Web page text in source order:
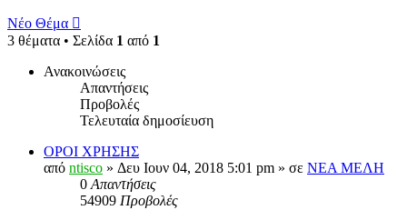
Νέο Θέμα
3 θέματα • Σελίδα 1 από 1
Ανακοινώσεις
Απαντήσεις
Προβολές
Τελευταία δημοσίευση
ΟΡΟΙ ΧΡΗΣΗΣ
από ntisco » Δευ Ιουν 04, 2018 5:01 pm » σε ΝΕΑ ΜΕΛΗ
0 Απαντήσεις
54909 Προβολές